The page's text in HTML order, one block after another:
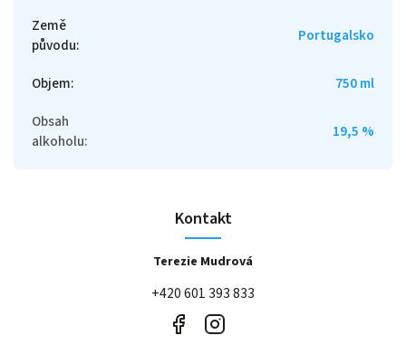
Země
původu: Portugalsko
Objem:
750 ml
Obsah
alkoholu: 19,5 %
Kontakt
Terezie Mudrová
+420 601 393 833